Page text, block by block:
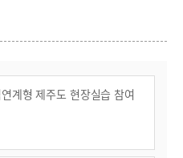
계형 제주도 현장실습 참여